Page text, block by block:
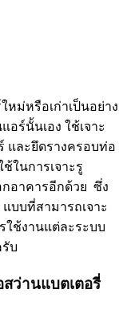
ม่หรือเก่าเป็นอย่าง
อร์นั้นเอง ใช้เจาะ
และยึดรางครอบท่อ
ในการเจาะรู
อาคารอีกด้วย ซึ่ง
บบที่สามารถเจาะ
ใช้งานแต่ละระบบ
บ
ว่านแบตเตอรี่